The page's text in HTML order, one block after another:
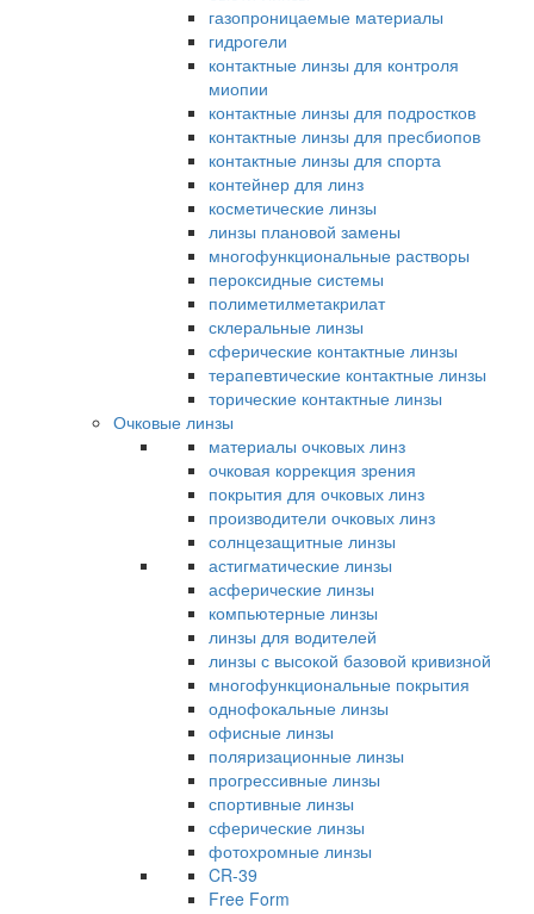
газопроницаемые материалы
гидрогели
контактные линзы для контроля
миопии
контактные линзы для подростков
контактные линзы для пресбиопов
контактные линзы для спорта
контейнер для линз
косметические линзы
линзы плановой замены
многофункциональные растворы
пероксидные системы
полиметилметакрилат
склеральные линзы
сферические контактные линзы
терапевтические контактные линзы
торические контактные линзы
Очковые линзы
материалы очковых линз
очковая коррекция зрения
покрытия для очковых линз
производители очковых линз
солнцезащитные линзы
астигматические линзы
асферические линзы
компьютерные линзы
линзы для водителей
линзы с высокой базовой кривизной
многофункциональные покрытия
однофокальные линзы
офисные линзы
поляризационные линзы
прогрессивные линзы
спортивные линзы
сферические линзы
фотохромные линзы
CR-39
Free Form